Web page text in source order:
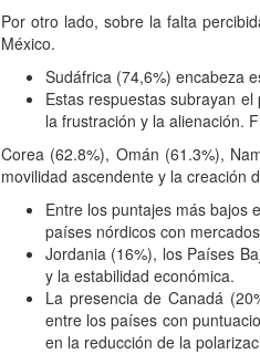
Por otro lado, sobre la falta
México.
Sudáfrica (74,6%) encabeza
Estas respuestas subrayan
la frustración y la alienación.
Corea (62.8%), Omán (61.3%),
movilidad ascendente y la creación
Entre los puntajes más bajos
países nórdicos con
Jordania (16%), los Países
y la estabilidad económica.
La presencia de Canadá
entre los países con
en la reducción de la